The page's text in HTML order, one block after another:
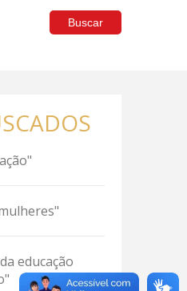
Buscar
educação